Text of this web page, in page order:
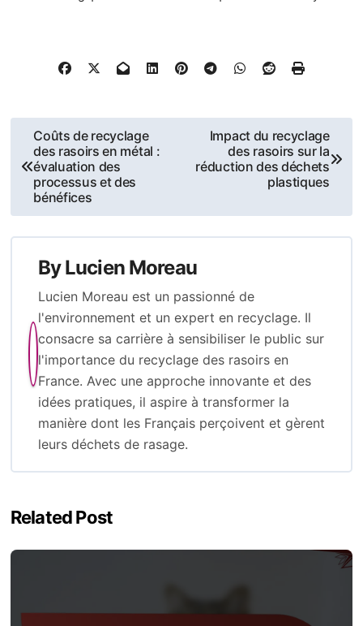
Post
navigation
Coûts de recyclage
des rasoirs en métal :
évaluation des
processus et des
bénéfices
Impact du recyclage
des rasoirs sur la
réduction des déchets
plastiques
ByLucien Moreau
Lucien Moreau est un passionné de
l'environnement et un expert en recyclage. Il
consacre sa carrière à sensibiliser le public sur
l'importance du recyclage des rasoirs en
France. Avec une approche innovante et des
idées pratiques, il aspire à transformer la
manière dont les Français perçoivent et gèrent
leurs déchets de rasage.
Related Post